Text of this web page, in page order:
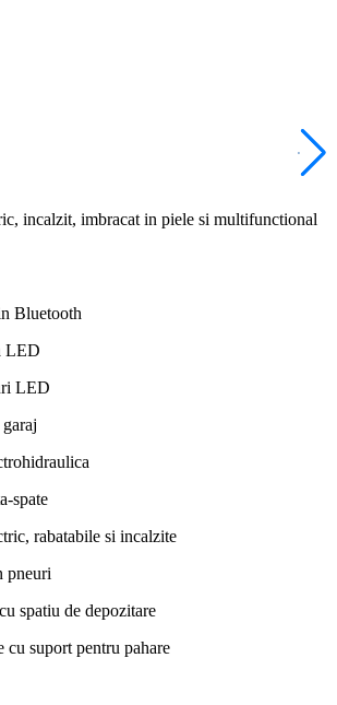
incalzit, imbracat in piele si multifunctional
Bluetooth
LED
LED
spate
rabatabile si incalzite
pneuri
spatiu de depozitare
cu suport pentru pahare